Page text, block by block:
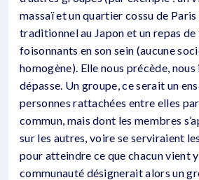
massaï et un quartier cossu de Paris
traditionnel au Japon et un repas
foisonnants en son sein (aucune
homogène). Elle nous précède,
dépasse. Un groupe, ce serait un
personnes rattachées entre elles
commun, mais dont les membres
sur les autres, voire se serviraient
pour atteindre ce que chacun vient
communauté désignerait alors un